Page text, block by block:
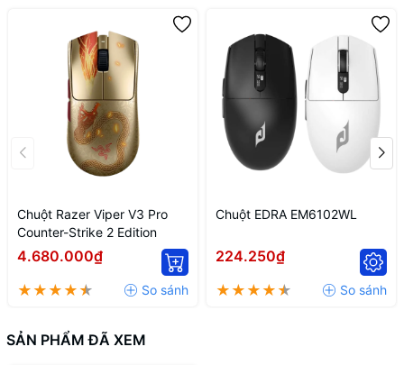
Chuột Razer Viper V3 Pro
Counter-Strike 2 Edition
4.680.000₫
Chuột EDRA EM6102WL
224.250₫
SẢN PHẨM ĐÃ XEM